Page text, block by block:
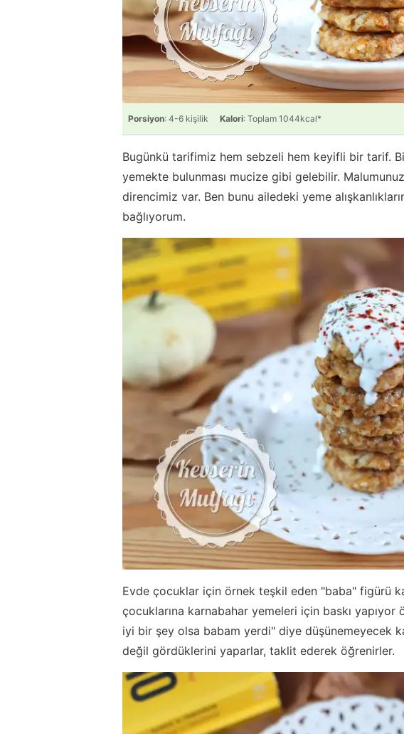
Porsiyon: 4-6 kişilik Kalori: Toplam 1044kcal*
Bugünkü tarifimiz hem sebzeli hem keyifli bir tarif.
yemekte bulunması mucize gibi gelebilir.
direncimiz var. Ben bunu ailedeki yeme
bağlıyorum.
Evde çocuklar için örnek teşkil eden "baba" figürü
çocuklarına karnabahar yemeleri için baskı
iyi bir şey olsa babam yerdi" diye düşünemeyecek
değil gördüklerini yaparlar, taklit ederek öğrenirler.